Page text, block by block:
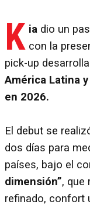
K ia dio un
con la
pick-up
América Latina
en 2026.
El debut se
dos días para
países, bajo el
dimensión”, que
refinado, confort